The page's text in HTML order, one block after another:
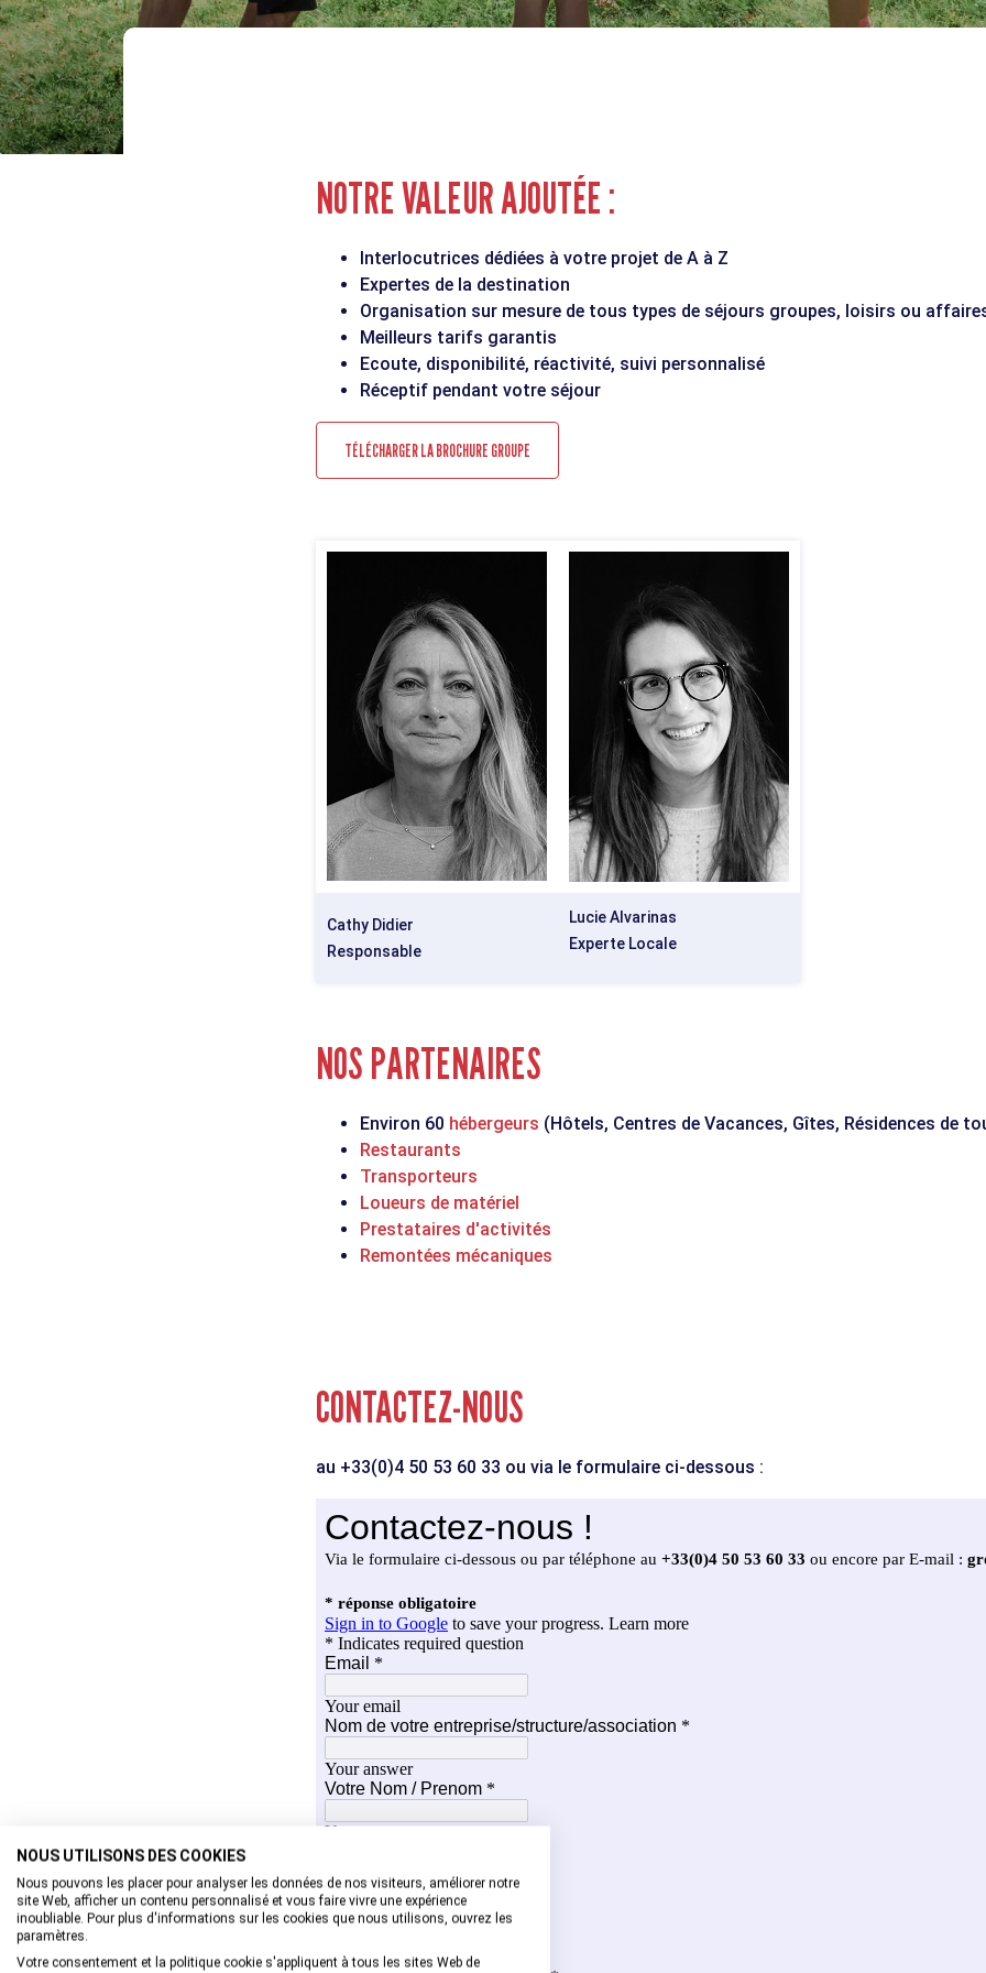
NOTRE VALEUR AJOUTÉE :
Interlocutrices dédiées à votre projet de A à Z
Expertes de la destination
Organisation sur mesure de tous types de séjours groupes, loisirs ou
Meilleurs tarifs garantis
Ecoute, disponibilité, réactivité, suivi personnalisé
Réceptif pendant votre séjour
TÉLÉCHARGER LA BROCHURE GROUPE
Cathy Didier
Responsable
Lucie Alvarinas
Experte Locale
NOS PARTENAIRES
Environ 60 hébergeurs (Hôtels, Centres de Vacances, Gîtes, Résidences de
Restaurants
Transporteurs
Loueurs de matériel
Prestataires d'activités
Remontées mécaniques
CONTACTEZ-NOUS
au +33(0)4 50 53 60 33 ou via le formulaire ci-dessous :
NOUS UTILISONS DES COOKIES
Nous pouvons les placer pour analyser les données de nos visiteurs, améliorer notre
site Web, afficher un contenu personnalisé et vous faire vivre une expérience
inoubliable. Pour plus d'informations sur les cookies que nous utilisons, ouvrez les
paramètres.
Votre consentement et la politique cookie s'appliquent à tous les sites Web de